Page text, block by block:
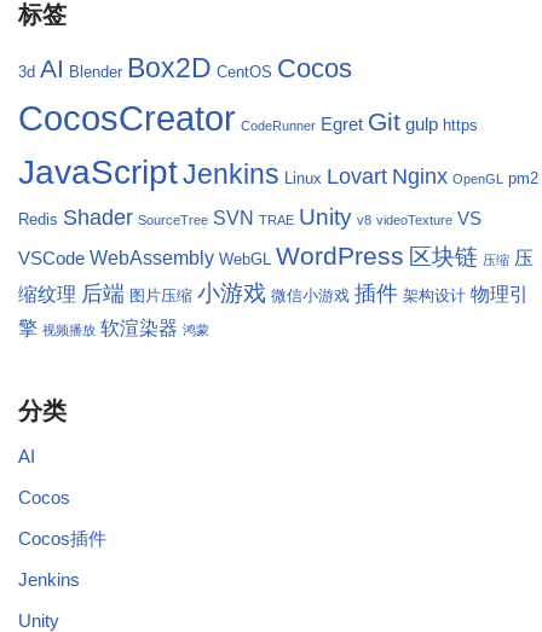
标签
3d AI Blender Box2D CentOS Cocos
CocosCreator CodeRunner Egret Git gulp https
JavaScriptJenkins Linux Lovart Nginx OpenGL pm2
Redis Shader SourceTree SVN TRAE Unity v8 videoTexture VS
VSCode WebAssembly WebGL WordPress 区块链 压缩 压
缩纹理 后端 图片压缩 小游戏 微信小游戏 插件 架构设计 物理引
擎 视频播放 软渲染器 鸿蒙
分类
AI
Cocos
Cocos插件
Jenkins
Unity